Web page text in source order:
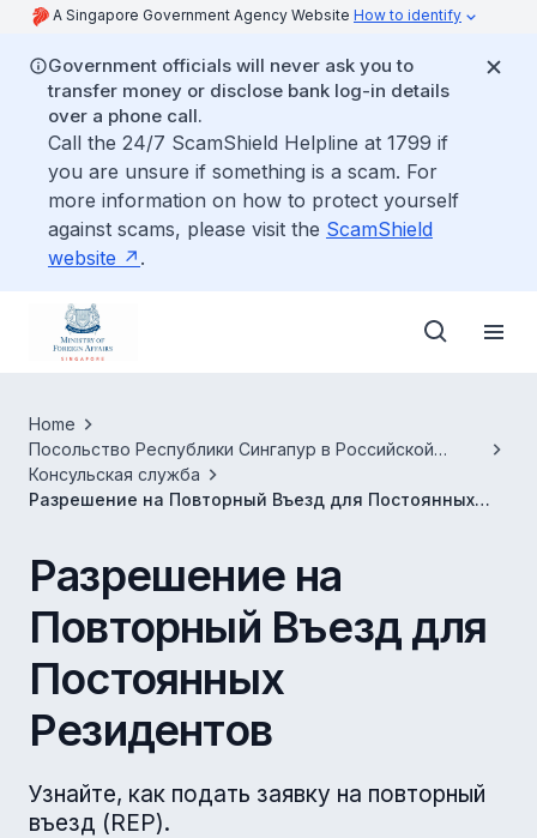
A Singapore Government Agency Website How to identify
Government officials will never ask you to
transfer money or disclose bank log-in details
over a phone call.
Call the 24/7 ScamShield Helpline at 1799 if
you are unsure if something is a scam. For
more information on how to protect yourself
against scams, please visit the ScamShield
website
.
Home
Посольство Республики Сингапур в Российской
Федерации
Консульская служба
Разрешение на Повторный Въезд для Постоянных
Разрешение на
Повторный Въезд для
Постоянных
Резидентов
Узнайте, как подать заявку на повторный
въезд (REP).